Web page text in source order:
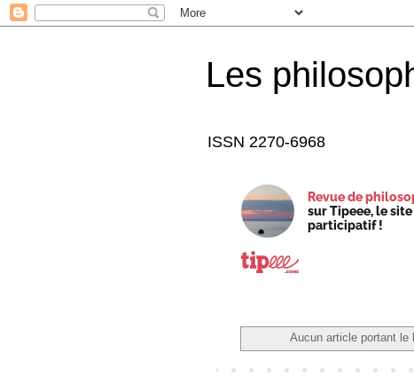
Les
ISSN 2270-6968
Revue de
sur Tipeee, le
participatif !
Aucun article portant